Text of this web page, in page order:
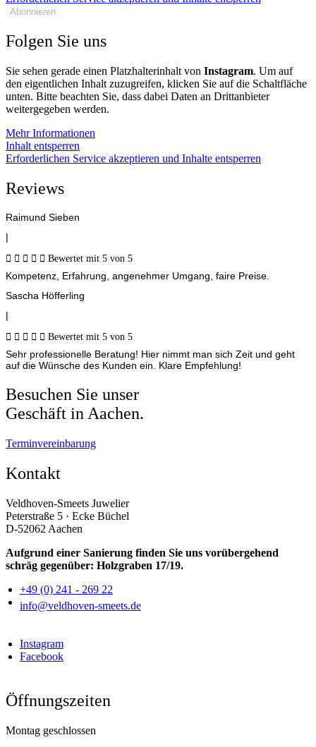
Abonnieren
Folgen Sie uns
Sie sehen gerade einen Platzhalterinhalt von Instagram. Um auf
den eigentlichen Inhalt zuzugreifen, klicken Sie auf die Schaltfläche
unten. Bitte beachten Sie, dass dabei Daten an Drittanbieter
weitergegeben werden.
Mehr Informationen
Inhalt entsperren
Erforderlichen Service akzeptieren und Inhalte entsperren
Reviews
Raimund Sieben
|
     Bewertet mit 5 von 5
Kompetenz, Erfahrung, angenehmer Umgang, faire Preise.
Sascha Höfferling
|
     Bewertet mit 5 von 5
Sehr professionelle Beratung! Hier nimmt man sich Zeit und geht
auf die Wünsche des Kunden ein. Klare Empfehlung!
Besuchen Sie unser
Geschäft in Aachen.
Terminvereinbarung
Kontakt
Veldhoven-Smeets Juwelier
Peterstraße 5 · Ecke Büchel
D-52062 Aachen
Aufgrund einer Sanierung finden Sie uns vorübergehend
schräg gegenüber: Holzgraben 17/19.
+49 (0) 241 - 269 22
info@veldhoven-smeets.de
Instagram
Facebook
Öffnungszeiten
Montag geschlossen